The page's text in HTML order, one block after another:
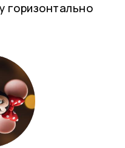
горизонтально